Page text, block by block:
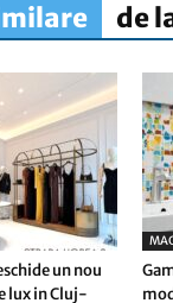
de
un nou
lux in Cluj-